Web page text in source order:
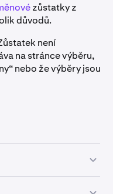
zůstatky z
důvodů.
není
na stránce výběru,
nebo že výběry jsou